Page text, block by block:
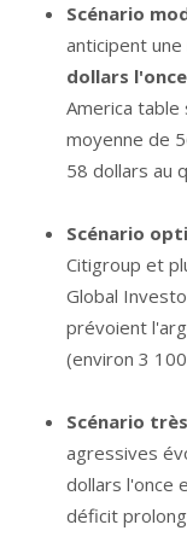
Scénario
anticipent
dollars l'once
America table
moyenne de
58 dollars au
Scénario
Citigroup et
Global
prévoient
(environ 3
Scénario
agressives
dollars l'once
déficit